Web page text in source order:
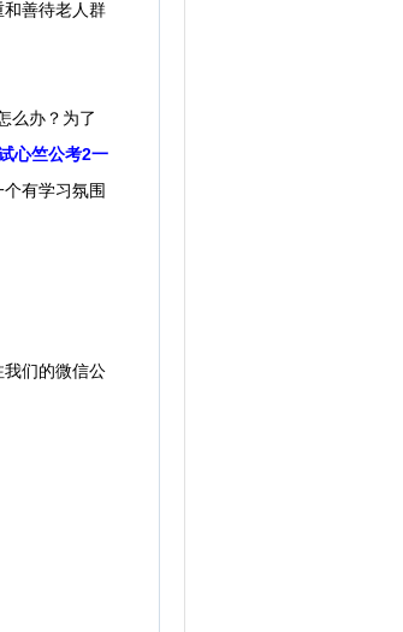
善待老人群
么办？为了
一
有学习氛围
们的微信公